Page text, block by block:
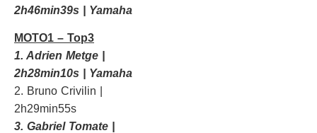
2h46min39s | Yamaha
MOTO1 – Top3
1. Adrien Metge |
2h28min10s | Yamaha
2. Bruno Crivilin |
2h29min55s
3. Gabriel Tomate |